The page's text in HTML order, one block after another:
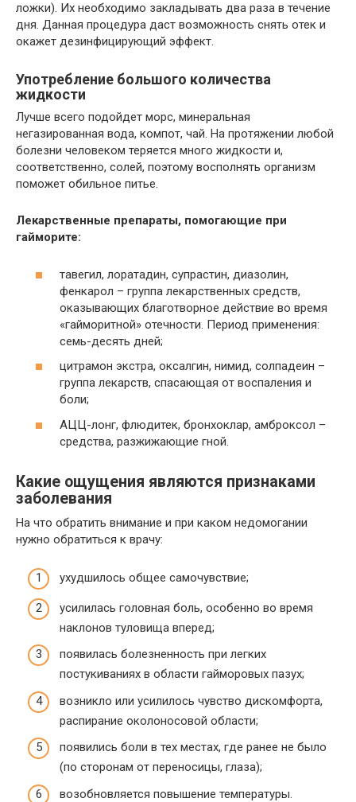
ложки). Их необходимо закладывать два раза в течение
дня. Данная процедура даст возможность снять отек и
окажет дезинфицирующий эффект.
Употребление большого количества
жидкости
Лучше всего подойдет морс, минеральная
негазированная вода, компот, чай. На протяжении любой
болезни человеком теряется много жидкости и,
соответственно, солей, поэтому восполнять организм
поможет обильное питье.
Лекарственные препараты, помогающие при
гайморите:
тавегил, лоратадин, супрастин, диазолин,
фенкарол – группа лекарственных средств,
оказывающих благотворное действие во время
«гайморитной» отечности. Период применения:
семь-десять дней;
цитрамон экстра, оксалгин, нимид, солпадеин –
группа лекарств, спасающая от воспаления и
боли;
АЦЦ-лонг, флюдитек, бронхоклар, амброксол –
средства, разжижающие гной.
Какие ощущения являются признаками
заболевания
На что обратить внимание и при каком недомогании
нужно обратиться к врачу:
ухудшилось общее самочувствие;
усилилась головная боль, особенно во время
наклонов туловища вперед;
появилась болезненность при легких
постукиваниях в области гайморовых пазух;
возникло или усилилось чувство дискомфорта,
распирание околоносовой области;
появились боли в тех местах, где ранее не было
(по сторонам от переносицы, глаза);
возобновляется повышение температуры.